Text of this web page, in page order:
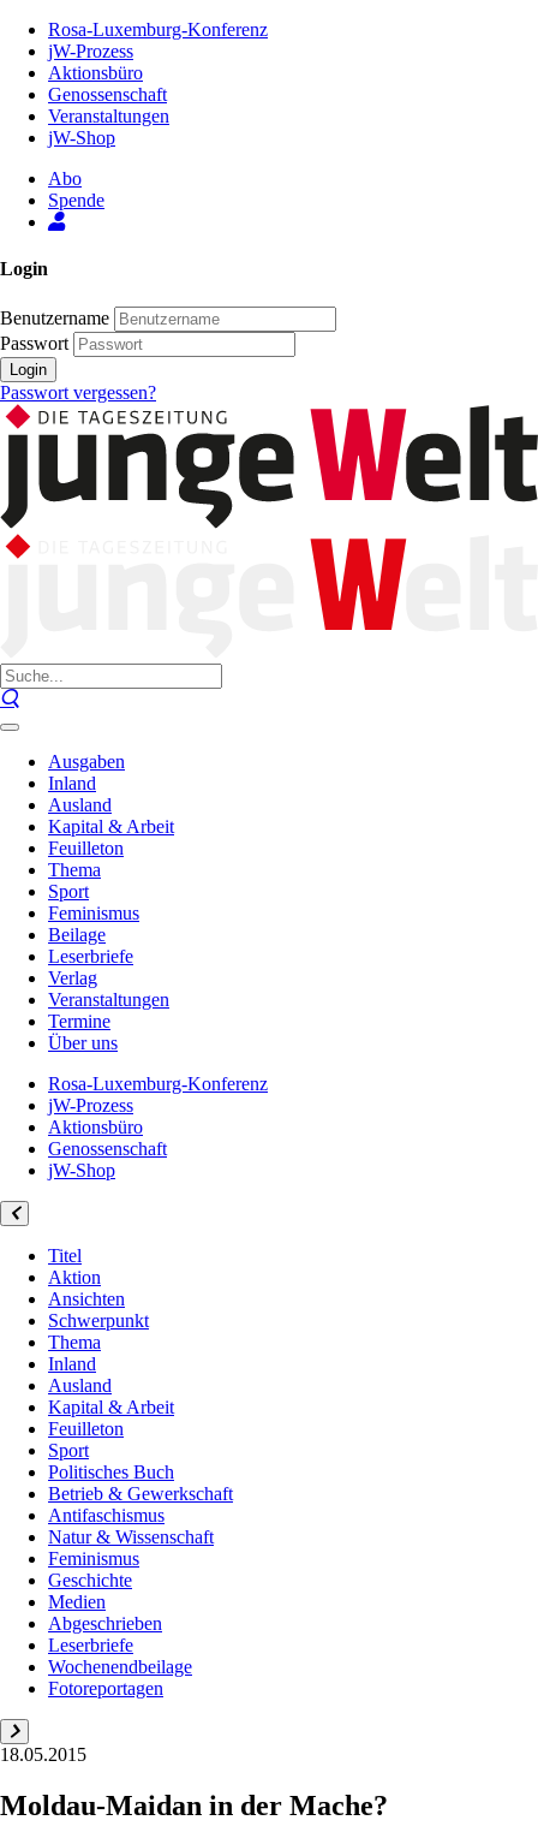
Inhalt
Seite
Rosa-Luxemburg-Konferenz
jW-Prozess
Aktionsbüro
Genossenschaft
Veranstaltungen
jW-Shop
Abo
Spende
Login
Benutzername
Passwort
Login
Passwort vergessen?
Ausgaben
Inland
Ausland
Kapital & Arbeit
Feuilleton
Thema
Sport
Feminismus
Beilage
Leserbriefe
Verlag
Veranstaltungen
Termine
Über uns
Rosa-Luxemburg-Konferenz
jW-Prozess
Aktionsbüro
Genossenschaft
jW-Shop
Titel
Aktion
Ansichten
Schwerpunkt
Thema
Inland
Ausland
Kapital & Arbeit
Feuilleton
Sport
Politisches Buch
Betrieb & Gewerkschaft
Antifaschismus
Natur & Wissenschaft
Feminismus
Geschichte
Medien
Abgeschrieben
Leserbriefe
Wochenendbeilage
Fotoreportagen
18.05.2015
Moldau-Maidan in der Mache?